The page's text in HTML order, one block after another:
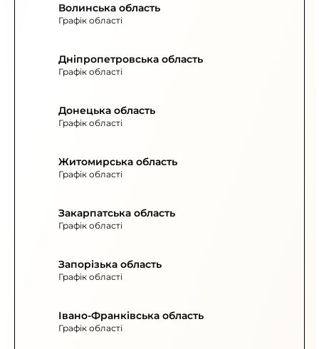
Волинська область
Графік області
Дніпропетровська область
Графік області
Донецька область
Графік області
Житомирська область
Графік області
Закарпатська область
Графік області
Запорізька область
Графік області
Івано-Франківська область
Графік області